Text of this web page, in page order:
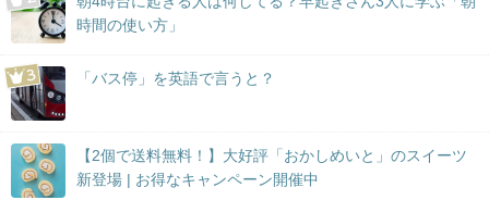
時間の使い方」
「バス停」を英語で言うと？
【2個で送料無料！】大好評「おかしめいと」のスイーツ
新登場 | お得なキャンペーン開催中